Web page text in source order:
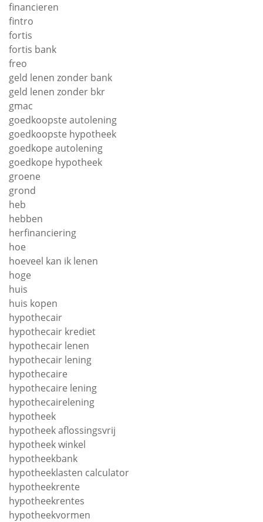
financieren
fintro
fortis
fortis bank
freo
geld lenen zonder bank
geld lenen zonder bkr
gmac
goedkoopste autolening
goedkoopste hypotheek
goedkope autolening
goedkope hypotheek
groene
grond
heb
hebben
herfinanciering
hoe
hoeveel kan ik lenen
hoge
huis
huis kopen
hypothecair
hypothecair krediet
hypothecair lenen
hypothecair lening
hypothecaire
hypothecaire lening
hypothecairelening
hypotheek
hypotheek aflossingsvrij
hypotheek winkel
hypotheekbank
hypotheeklasten calculator
hypotheekrente
hypotheekrentes
hypotheekvormen